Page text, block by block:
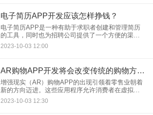
电子简历APP开发应该怎样挣钱？
电子简历APP是一种有助于求职者创建和管理简历
的工具，同时也为招聘公司提供了一个方便的渠道
来寻找合适的人才。要让这类APP盈利，开发者需
要采取一些策略和模式来获得收入。以下是一些电
2023-10-03 12:00
AR购物APP开发将会改变传统的购物方式么？
增强现实（AR）购物APP的出现引领着零售业朝着
新的方向迈进。这些应用程序允许消费者在虚拟世
界中进行购物体验，将数字元素融入到物理店铺
中，可能会对传统的购物方式产生深远的影响。那
2023-10-03 12:30